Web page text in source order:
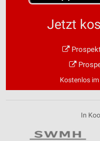
Jetzt
Kostenlos
In